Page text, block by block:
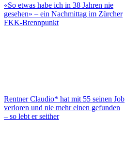
«So etwas habe ich in 38 Jahren nie
gesehen» – ein Nachmittag im Zürcher
FKK-Brennpunkt
Rentner Claudio* hat mit 55 seinen Job
verloren und nie mehr einen gefunden
– so lebt er seither